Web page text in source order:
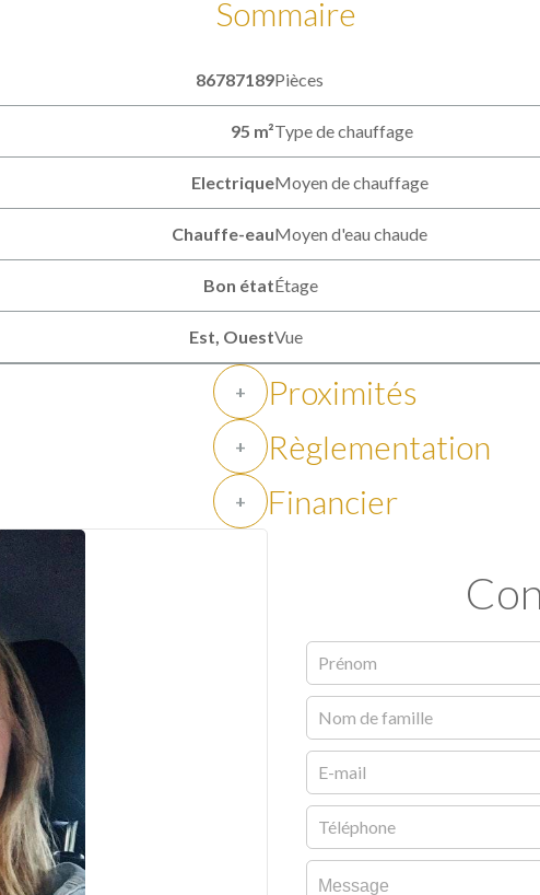
Sommaire
86787189Pièces
95 m²Type de chauffage
ElectriqueMoyen de chauffage
Chauffe-eauMoyen d'eau chaude
Bon étatÉtage
Est, OuestVue
+ Proximités
+ Règlementation
+ Financier